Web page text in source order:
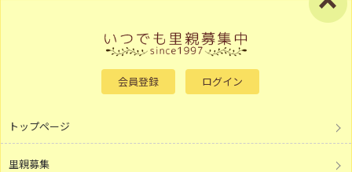
会員登録 ログイン
トップページ
里親募集